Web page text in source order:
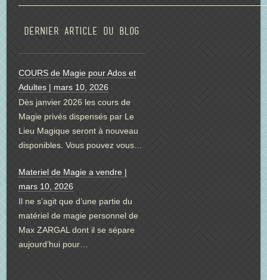
Dernier article du blog
COURS de Magie pour Ados et
Adultes | mars 10, 2026
Dès janvier 2026 les cours de
Magie privés dispensés par Le
Lieu Magique seront à nouveau
disponibles. Vous pouvez vous…
Materiel de Magie a vendre |
mars 10, 2026
Il ne s’agit que d’une partie du
matériel de magie personnel de
Max ZARGAL dont il se sépare
aujourd’hui pour…